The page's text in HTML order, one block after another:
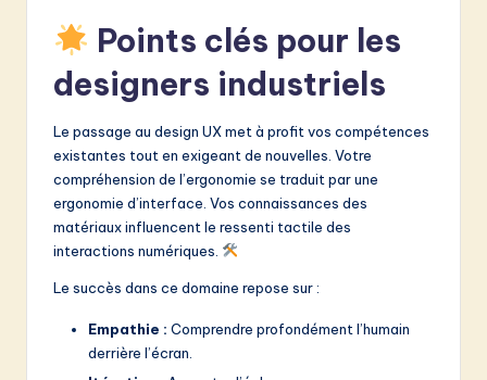
Points clés pour les
designers industriels
Le passage au design UX met à profit vos compétences
existantes tout en exigeant de nouvelles. Votre
compréhension de l’ergonomie se traduit par une
ergonomie d’interface. Vos connaissances des
matériaux influencent le ressenti tactile des
interactions numériques.
Le succès dans ce domaine repose sur :
Empathie : Comprendre profondément l’humain
derrière l’écran.